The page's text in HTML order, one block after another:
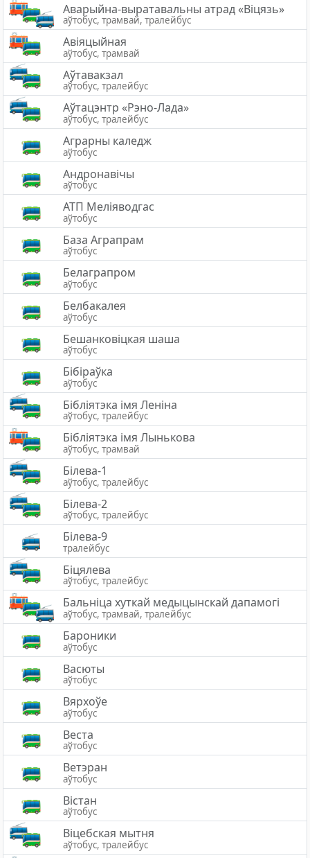
Аварыйна-выратавальны атрад «Вiцязь»
аўтобус, трамвай, тралейбус
Авіяцыйная
аўтобус, трамвай
Аўтавакзал
аўтобус, тралейбус
Аўтацэнтр «Рэно-Лада»
аўтобус, тралейбус
Аграрны каледж
аўтобус
Андронавічы
аўтобус
АТП Меліяводгас
аўтобус
База Аграпрам
аўтобус
Белаграпром
аўтобус
Белбакалея
аўтобус
Бешанковіцкая шаша
аўтобус
Бібіраўка
аўтобус
Бібліятэка імя Леніна
аўтобус, тралейбус
Бібліятэка імя Лынькова
аўтобус, трамвай
Білева-1
аўтобус, тралейбус
Білева-2
аўтобус, тралейбус
Білева-9
тралейбус
Біцялева
аўтобус, тралейбус
Бальніца хуткай медыцынскай дапамогі
аўтобус, трамвай, тралейбус
Бароники
аўтобус
Васюты
аўтобус
Вярхоўе
аўтобус
Веста
аўтобус
Ветэран
аўтобус
Вістан
аўтобус
Вiцебская мытня
аўтобус, тралейбус